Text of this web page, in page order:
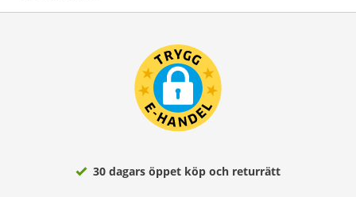
30 dagars öppet köp och returrätt